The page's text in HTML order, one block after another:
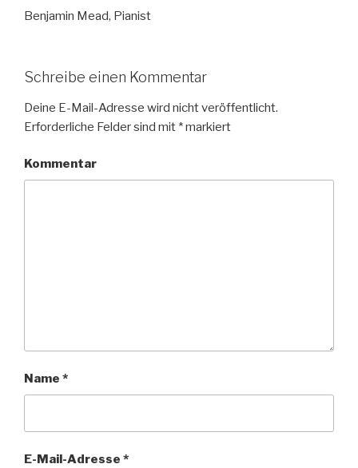
Benjamin Mead, Pianist
Schreibe einen Kommentar
Deine E-Mail-Adresse wird nicht veröffentlicht.
Erforderliche Felder sind mit *markiert
Kommentar
Name *
E-Mail-Adresse *